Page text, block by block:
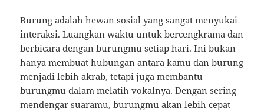
Burung adalah hewan sosial yang sangat menyukai
interaksi. Luangkan waktu untuk bercengkrama dan
berbicara dengan burungmu setiap hari. Ini bukan
hanya membuat hubungan antara kamu dan burung
menjadi lebih akrab, tetapi juga membantu
burungmu dalam melatih vokalnya. Dengan sering
mendengar suaramu, burungmu akan lebih cepat